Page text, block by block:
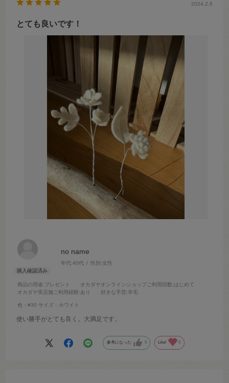
no name
年代:40代 性別:女性
商品の用途:プレゼント オカダヤオンラインショップご利用回数:はじめて
オカダヤ実店舗ご利用経験:あり 好きな手芸:羊毛
色：#30 サイズ：ホワイト
2024.2.6
とても良いです！
使い勝手がとても良く。大満足です。
参考になった 0 Like! 0